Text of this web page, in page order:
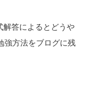
解答によるとどうや
強方法をブログに残